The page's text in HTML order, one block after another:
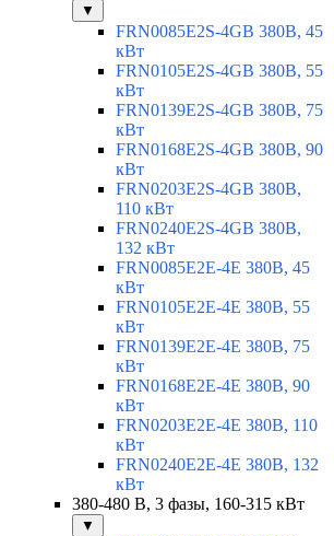
▼
FRN0085E2S-4GB 380В, 45
кВт
FRN0105E2S-4GB 380В, 55
кВт
FRN0139E2S-4GB 380В, 75
кВт
FRN0168E2S-4GB 380В, 90
кВт
FRN0203E2S-4GB 380В,
110 кВт
FRN0240E2S-4GB 380В,
132 кВт
FRN0085E2E-4E 380В, 45
кВт
FRN0105E2E-4E 380В, 55
кВт
FRN0139E2E-4E 380В, 75
кВт
FRN0168E2E-4E 380В, 90
кВт
FRN0203E2E-4E 380В, 110
кВт
FRN0240E2E-4E 380В, 132
кВт
380-480 В, 3 фазы, 160-315 кВт
▼